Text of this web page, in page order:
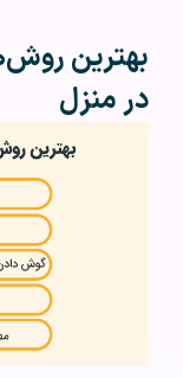
بهترین
در منزل